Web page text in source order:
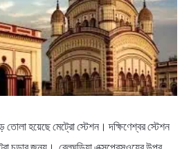
তোলা হয়েছে মেট্রো স্টেশন। দক্ষিণেশ্বর স্টেশন